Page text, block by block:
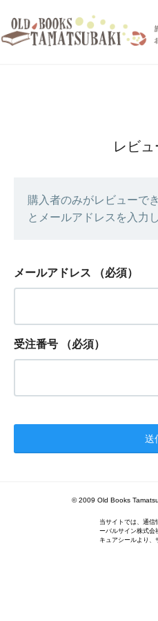
レビ
購入者のみがレビューで
とメールアドレスを入力
メールアドレス （必須）
受注番号 （必須）
© 2009 Old Books
当サイトでは、通信
ーバルサイン株式会
キュアシールより、